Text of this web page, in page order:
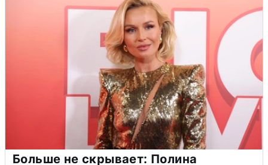
Больше не скрывает: Полина